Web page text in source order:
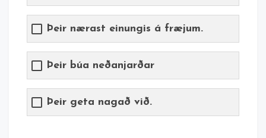
Þeir nærast einungis á fræjum.
Þeir búa neðanjarðar
Þeir geta nagað við.